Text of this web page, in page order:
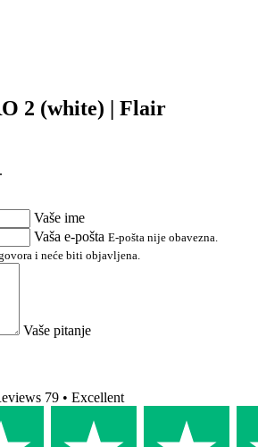
2 (white) | Flair
Vaše ime
Vaša e-pošta E-pošta nije obavezna.
i neće biti objavljena.
Vaše pitanje
79 • Excellent